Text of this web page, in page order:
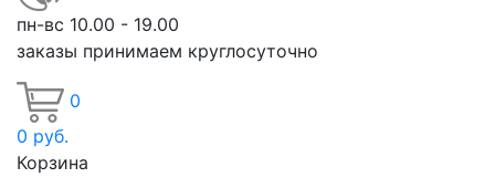
пн-вс 10.00 - 19.00
заказы принимаем круглосуточно
0
0 руб.
Корзина